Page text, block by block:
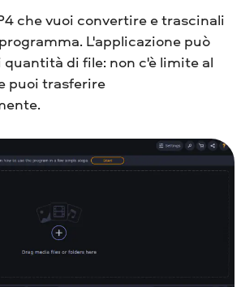
che vuoi convertire e trascinali
L'applicazione può
di file: non c'è limite al
puoi trasferire